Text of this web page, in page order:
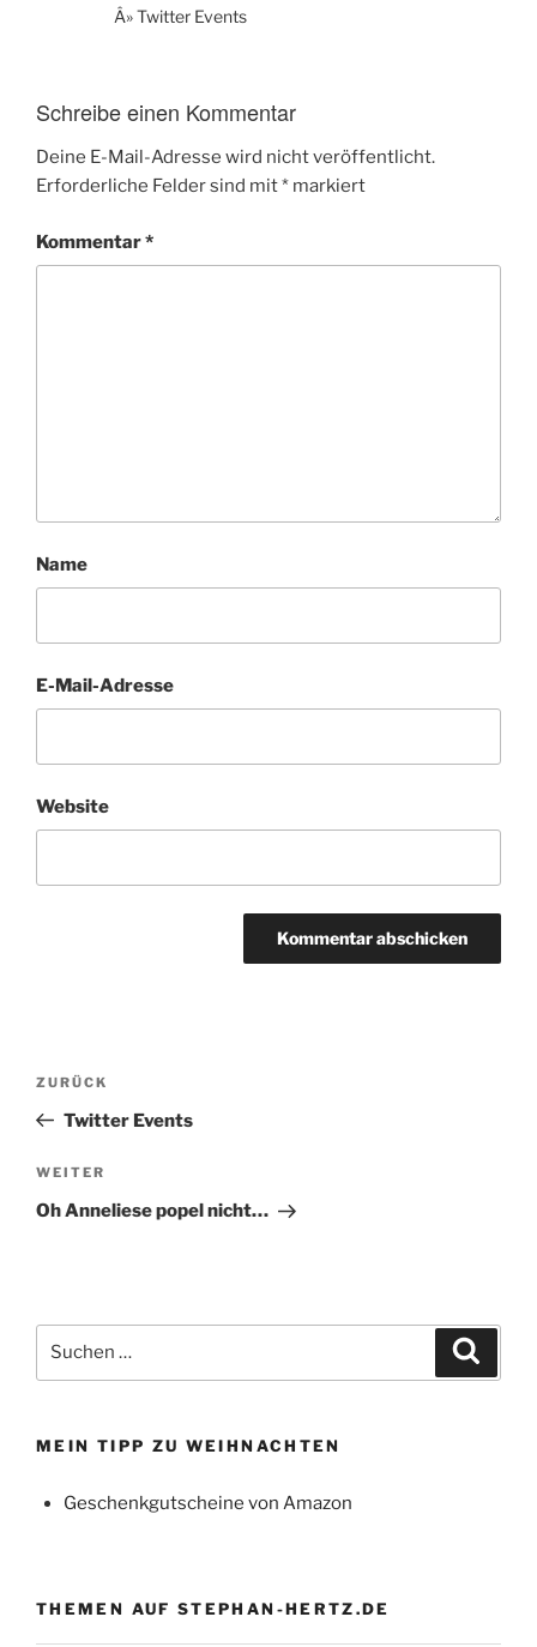
Â» Twitter Events
Schreibe einen Kommentar
Deine E-Mail-Adresse wird nicht veröffentlicht.
Erforderliche Felder sind mit* markiert
Kommentar*
Name
E-Mail-Adresse
Website
Beitragsnavigation
Vorheriger
Beitrag
ZURÜCK
Twitter Events
Nächster
Beitrag
WEITER
Oh Anneliese popel nicht…
nach:
MEIN TIPP ZU WEIHNACHTEN
Geschenkgutscheine von Amazon
THEMEN AUF STEPHAN-HERTZ.DE